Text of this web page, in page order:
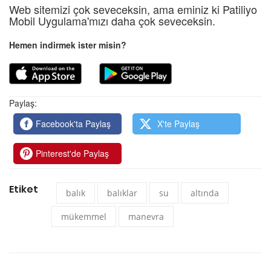
Web sitemizi çok seveceksin, ama eminiz ki Patiliyo
Mobil Uygulama'mızı daha çok seveceksin.
Hemen indirmek ister misin?
Paylaş:
Facebook'ta Paylaş
X'te Paylaş
Pinterest'de Paylaş
Etiket balık balıklar su altında
mükemmel manevra